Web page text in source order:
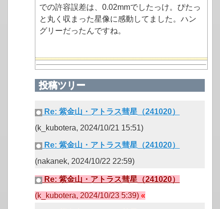
での許容誤差は、0.02mmでしたっけ。ぴたっ
と丸く収まった星像に感動してました。ハン
グリーだったんですね。
投稿ツリー
Re: 紫金山・アトラス彗星（241020）
(k_kubotera, 2024/10/21 15:51)
Re: 紫金山・アトラス彗星（241020）
(nakanek, 2024/10/22 22:59)
Re: 紫金山・アトラス彗星（241020）
(k_kubotera, 2024/10/23 5:39)